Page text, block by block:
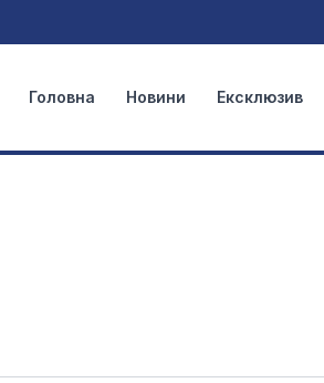
Головна Новини Ексклюзив